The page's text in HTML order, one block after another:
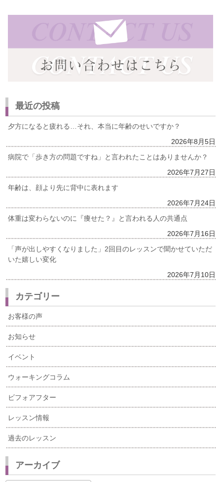
最近の投稿
夕方になると疲れる…それ、本当に年齢のせいですか？
2026年8月5日
病院で「歩き方の問題ですね」と言われたことはありませんか？
2026年7月27日
年齢は、顔より先に背中に表れます
2026年7月24日
体重は変わらないのに『痩せた？』と言われる人の共通点
2026年7月16日
「声が出しやすくなりました」2回目のレッスンで聞かせていただ
いた嬉しい変化
2026年7月10日
カテゴリー
お客様の声
お知らせ
イベント
ウォーキングコラム
ビフォアフター
レッスン情報
過去のレッスン
アーカイブ